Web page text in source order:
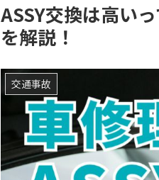
ASSY交換は高い
を解説！
交通事故